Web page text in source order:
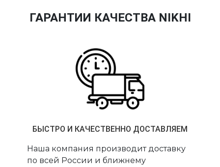
ГАРАНТИИ КАЧЕСТВА NIKHI
БЫСТРО И КАЧЕСТВЕННО ДОСТАВЛЯЕМ
Наша компания производит доставку
по всей России и ближнему